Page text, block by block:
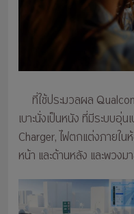
ที่ใช้ประมวลผล
เบาะนั่งเป็นหนัง ที่มีระบบอุ่น
Charger, ไฟตกแต่งภายใ
หน้า และด้านหลัง และพวง